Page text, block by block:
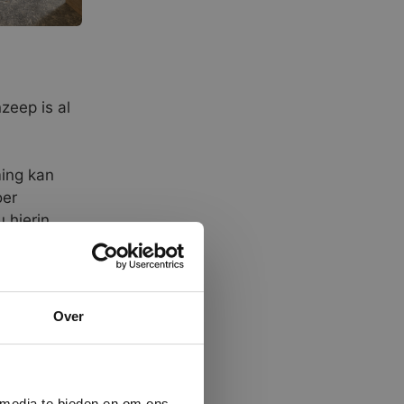
Over
is al
kan
hierin
in
×
van